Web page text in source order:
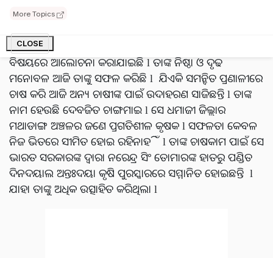
More Topics
CLOSE
ନିର୍ଭରଶୀଳ l
ଏହି ଆର୍ଟିକଲରେ ସେହିପରି ଜଣେ ଆସାମର ସଫଳ ଚାଷୀଙ୍କ
ବିଷୟରେ ଆଲୋଚନା କରାଯାଇଛି l ତାଙ୍କ ନିଷ୍ଠା ଓ ଦୃଢ
ମନୋବଳ ଆଜି ତାଙ୍କୁ ସଫଳ କରିଛି l ଯିଏକି ସମନ୍ବିତ ପ୍ରଣାଳୀରେ
ଚାଷ କରି ଆଜି ଅନ୍ୟ ଚାଷୀଙ୍କ ପାଇଁ ଉଦାହରଣ ସାଜିଛନ୍ତି l ତାଙ୍କ
ନାମ ହେଉଛି ଦେବଜିତ ଚାଙ୍ଗମାଇ l ସେ ଧମାଜୀ ଜିଲ୍ଲାର
ମଥାଡାଙ୍ଗ ଅଞ୍ଚଳର ଜଣେ ପ୍ରଗତିଶୀଳ କୃଷକ l ସଫଳତା କେବଳ
ନିଜ ଭିତରେ ସୀମିତ ହୋଇ ରହିନାହିଁ l ତାଙ୍କ ଚାଷକାମ ପାଇଁ ସେ
ଭାରତ ସରକାରଙ୍କ ଦ୍ୱାରା ନରେନ୍ଦ୍ର ସିଂ ତୋମାରଙ୍କ ହାତରୁ ପଣ୍ଡିତ
ଦିନଦୟାଲ ଅନ୍ତଃଦୟା କୃଷି ପୁରସ୍କାରରେ ସମ୍ମାନିତ ହୋଇଛନ୍ତି l
ଯାହା ତାଙ୍କୁ ଅଧିକ ଉତ୍ସାହିତ କରିଥିଲା l